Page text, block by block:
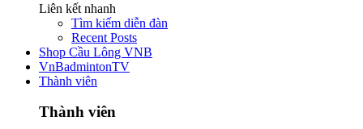
Liên kết nhanh
Tìm kiếm diễn đàn
Recent Posts
Shop Cầu Lông VNB
VnBadmintonTV
Thành viên
Thành viên